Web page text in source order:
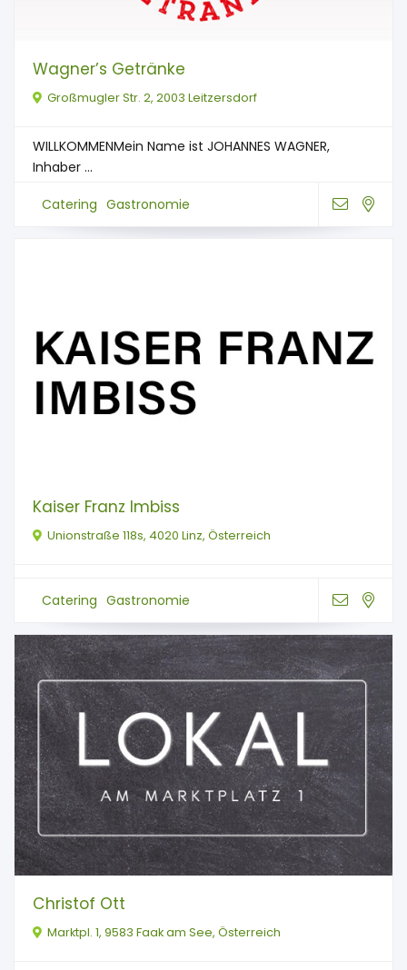
Wagner’s Getränke
Großmugler Str. 2, 2003 Leitzersdorf
WILLKOMMENMein Name ist JOHANNES WAGNER,
Inhaber ...
Catering Gastronomie
Kaiser Franz Imbiss
Unionstraße 118s, 4020 Linz, Österreich
Catering Gastronomie
Christof Ott
Marktpl. 1, 9583 Faak am See, Österreich